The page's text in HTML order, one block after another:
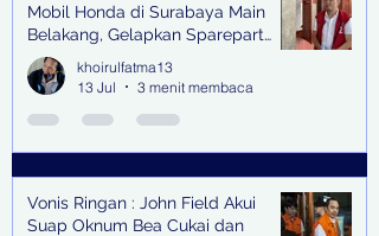
Mobil Honda di Surabaya Main
Belakang, Gelapkan Sparepart
Senilai Rp 1,9 Miliar
khoirulfatma13
13 Jul
3 menit membaca
Vonis Ringan : John Field Akui
Suap Oknum Bea Cukai dan